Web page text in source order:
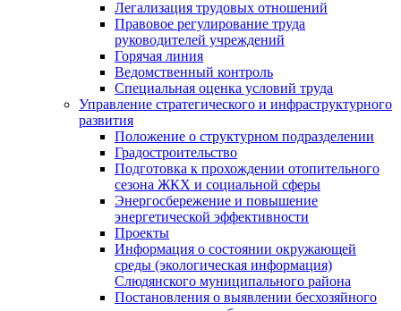
Легализация трудовых отношений
Правовое регулирование труда
руководителей учреждений
Горячая линия
Ведомственный контроль
Специальная оценка условий труда
Управление стратегического и инфраструктурного
развития
Положение о структурном подразделении
Градостроительство
Подготовка к прохождении отопительного
сезона ЖКХ и социальной сферы
Энергосбережение и повышение
энергетической эффективности
Проекты
Информация о состоянии окружающей
среды (экологическая информация)
Слюдянского муниципального района
Постановления о выявлении бесхозяйного